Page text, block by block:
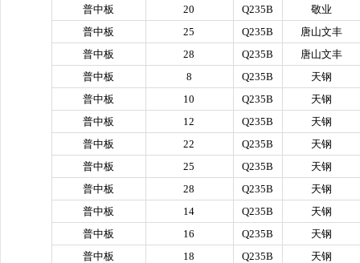
普中板
20 Q235B
敬业
普中板
25 Q235B
唐山文丰
普中板
28 Q235B
唐山文丰
普中板
8 Q235B
天钢
普中板
10 Q235B
天钢
普中板
12 Q235B
天钢
普中板
22 Q235B
天钢
普中板
25 Q235B
天钢
普中板
28 Q235B
天钢
普中板
14 Q235B
天钢
普中板
16 Q235B
天钢
普中板
18 Q235B
天钢